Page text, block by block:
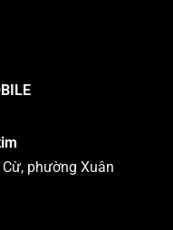
phường Xuân